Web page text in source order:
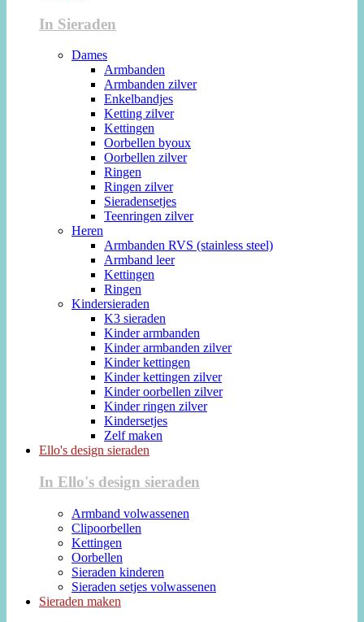
In Sieraden
Dames
Armbanden
Armbanden zilver
Enkelbandjes
Ketting zilver
Kettingen
Oorbellen byoux
Oorbellen zilver
Ringen
Ringen zilver
Sieradensetjes
Teenringen zilver
Heren
Armbanden RVS (stainless steel)
Armband leer
Kettingen
Ringen
Kindersieraden
K3 sieraden
Kinder armbanden
Kinder armbanden zilver
Kinder kettingen
Kinder kettingen zilver
Kinder oorbellen zilver
Kinder ringen zilver
Kindersetjes
Zelf maken
Ello's design sieraden
In Ello's design sieraden
Armband volwassenen
Clipoorbellen
Kettingen
Oorbellen
Sieraden kinderen
Sieraden setjes volwassenen
Sieraden maken